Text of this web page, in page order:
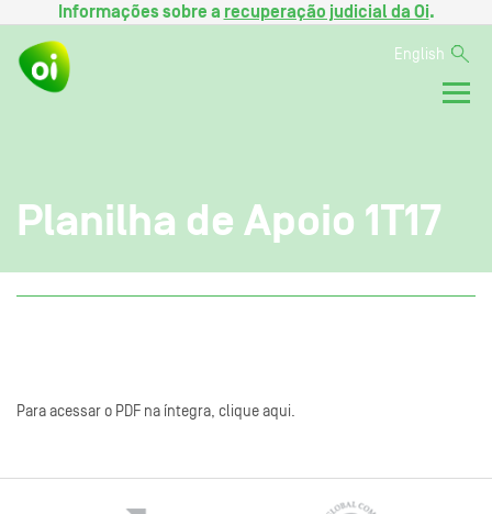
Informações sobre a recuperação judicial da Oi.
English
Planilha de Apoio 1T17
Para acessar o PDF na íntegra, clique aqui.